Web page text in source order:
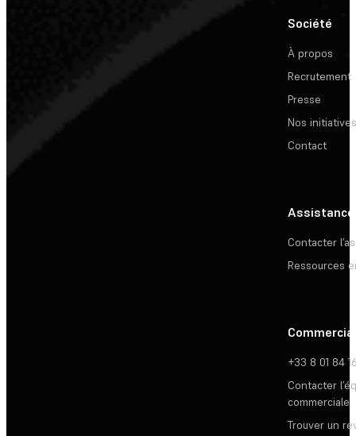
Société
À propos
Recrutement
Presse
Nos initiatives
Contact
Assistance
Contacter
Ressources
Commercial
+33 8 01 84
Contacter
commerciale
Trouver un